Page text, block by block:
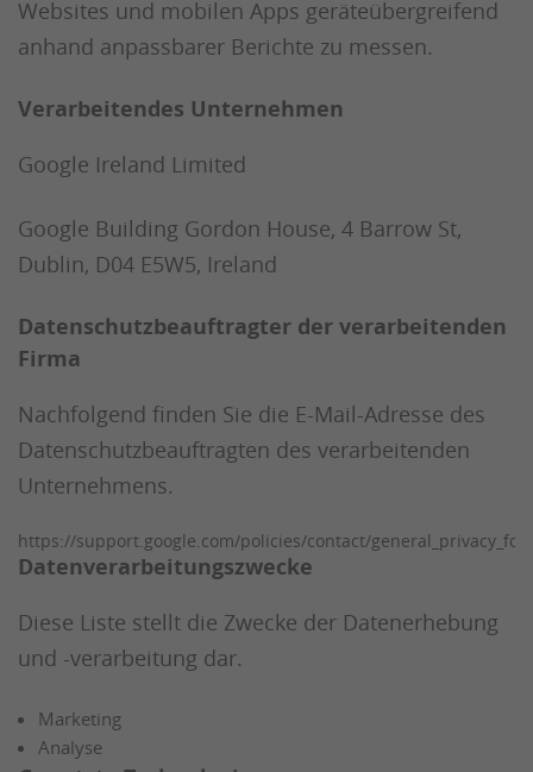
Websites und mobilen Apps geräteübergreifend
anhand anpassbarer Berichte zu messen.
Verarbeitendes Unternehmen
Google Ireland Limited
Google Building Gordon House, 4 Barrow St,
Dublin, D04 E5W5, Ireland
Datenschutzbeauftragter der verarbeitenden
Firma
Nachfolgend finden Sie die E-Mail-Adresse des
Datenschutzbeauftragten des verarbeitenden
Unternehmens.
https://support.google.com/policies/contact/
Datenverarbeitungszwecke
Diese Liste stellt die Zwecke der Datenerhebung
und -verarbeitung dar.
Marketing
Analyse